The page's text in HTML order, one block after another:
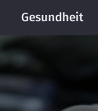
Gesundheit